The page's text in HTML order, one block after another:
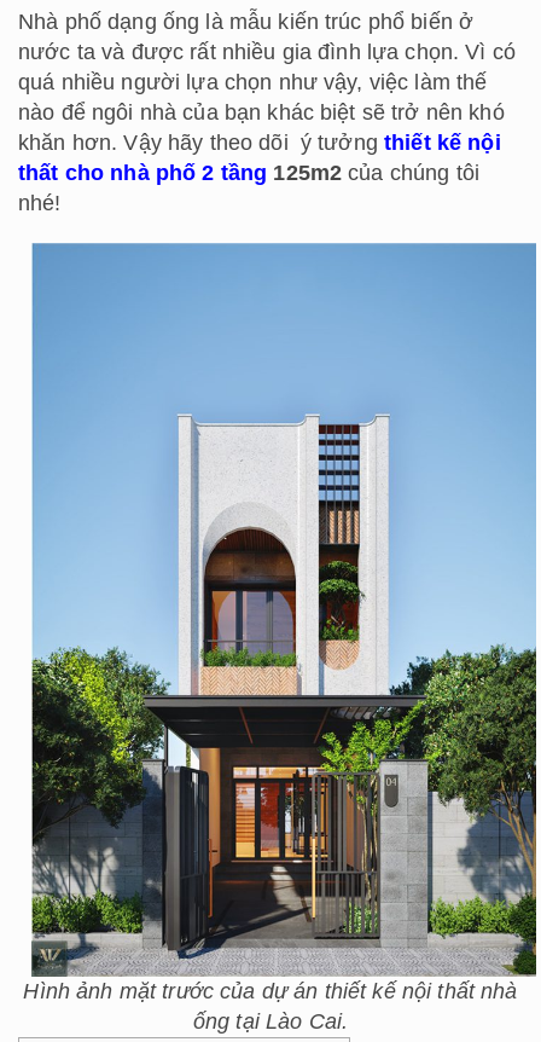
Nhà phố dạng ống là mẫu kiến trúc phổ biến ở
nước ta và được rất nhiều gia đình lựa chọn. Vì có
quá nhiều người lựa chọn như vậy, việc làm thế
nào để ngôi nhà của bạn khác biệt sẽ trở nên khó
khăn hơn. Vậy hãy theo dõi ý tưởngthiết kế nội
thất cho nhà phố 2 tầng 125m2 của chúng tôi
nhé!
Hình ảnh mặt trước của dự án thiết kế nội thất nhà
ống tại Lào Cai.